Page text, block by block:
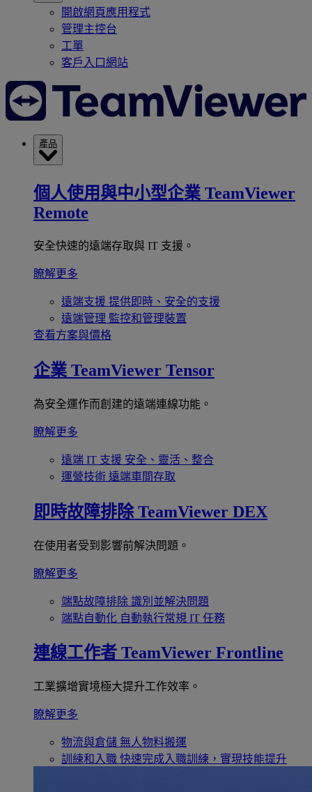
開啟網頁應用程式
管理主控台
工單
客戶入口網站
產品
個人使用與中小型企業 TeamViewer
Remote
安全快速的遠端存取與 IT 支援。
瞭解更多
遠端支援 提供即時、安全的支援
遠端管理 監控和管理裝置
查看方案與價格
企業 TeamViewer Tensor
為安全運作而創建的遠端連線功能。
瞭解更多
遠端 IT 支援 安全、靈活、整合
運營技術 遠端車間存取
即時故障排除 TeamViewer DEX
在使用者受到影響前解決問題。
瞭解更多
端點故障排除 識別並解決問題
端點自動化 自動執行常規 IT 任務
連線工作者 TeamViewer Frontline
工業擴增實境極大提升工作效率。
瞭解更多
物流與倉儲 無人物料搬運
訓練和入職 快速完成入職訓練，實現技能提升